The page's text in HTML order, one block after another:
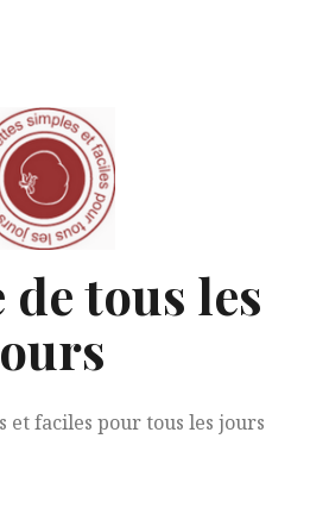
tous les
et faciles pour tous les jours